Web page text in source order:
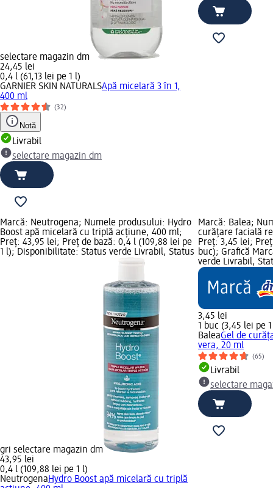
selectare magazin dm
24,45 lei
0,4 l (61,13 lei pe 1 l)
GARNIER SKIN NATURALSApă micelară 3 în 1,
400 ml
(32)
Notă
Livrabil
selectare magazin dm
Marcă: Neutrogena; Numele produsului: Hydro
Boost apă micelară cu triplă acţiune, 400 ml;
Preț: 43,95 lei; Preț de bază: 0,4 l (109,88 lei pe
1 l); Disponibilitate: Status verde Livrabil, Status
gri selectare magazin dm
43,95 lei
0,4 l (109,88 lei pe 1 l)
NeutrogenaHydro Boost apă micelară cu triplă
Marcă: Balea;
curățare facială
Preț: 3,45 lei;
buc); Grafică
verde Livrabil,
3,45 lei
1 buc (3,45 lei pe
BaleaGel de
vera, 20 ml
(65)
Livrabil
selectare